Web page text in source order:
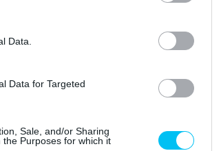
Data.
Data for Targeted
Sale, and/or Sharing
Purposes for which it